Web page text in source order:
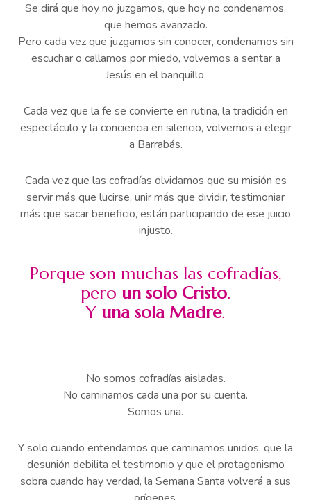
Se dirá que hoy no juzgamos, que hoy no condenamos,
que hemos avanzado.
Pero cada vez que juzgamos sin conocer, condenamos sin
escuchar o callamos por miedo, volvemos a sentar a
Jesús en el banquillo.
Cada vez que la fe se convierte en rutina, la tradición en
espectáculo y la conciencia en silencio, volvemos a elegir
a Barrabás.
Cada vez que las cofradías olvidamos que su misión es
servir más que lucirse, unir más que dividir, testimoniar
más que sacar beneficio, están participando de ese juicio
injusto.
Porque son muchas las cofradías,
pero un solo Cristo.
Y una sola Madre.
No somos cofradías aisladas.
No caminamos cada una por su cuenta.
Somos una.
Y solo cuando entendamos que caminamos unidos, que la
desunión debilita el testimonio y que el protagonismo
sobra cuando hay verdad, la Semana Santa volverá a sus